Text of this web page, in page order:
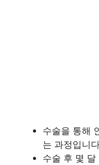
수술을 통해
는 과정입니
수술 후 몇